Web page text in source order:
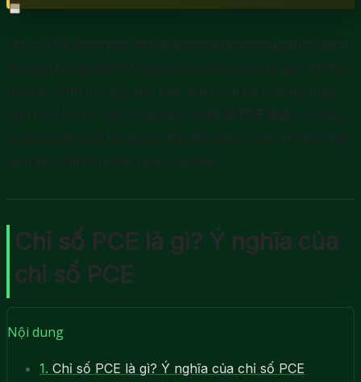
Chỉ số PCE được biết đến là một trong những chỉ số kinh
tế quan trọng mà kết quả của nó sẽ có tác động ít nhiều
tới tâm lý thị trường, đặc biệt là đối với thị trường nhạy
cảm như Forex. Vậy, ý nghĩa của chỉ số PCE là gì , sự tăng
giảm của PCE có tác động như thế nào, vì sao thì bạn hãy
xem giải thích chi tiết ngay sau đây.
Chỉ số PCE là gì? Ý nghĩa của
chỉ số PCE
Nội dung
1. Chỉ số PCE là gì? Ý nghĩa của chỉ số PCE